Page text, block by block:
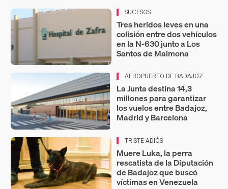
SUCESOS
Tres heridos leves en una
colisión entre dos vehículos
en la N-630 junto a Los
Santos de Maimona
AEROPUERTO DE BADAJOZ
La Junta destina 14,3
millones para garantizar
los vuelos entre Badajoz,
Madrid y Barcelona
TRISTE ADIÓS
Muere Luka, la perra
rescatista de la Diputación
de Badajoz que buscó
víctimas en Venezuela